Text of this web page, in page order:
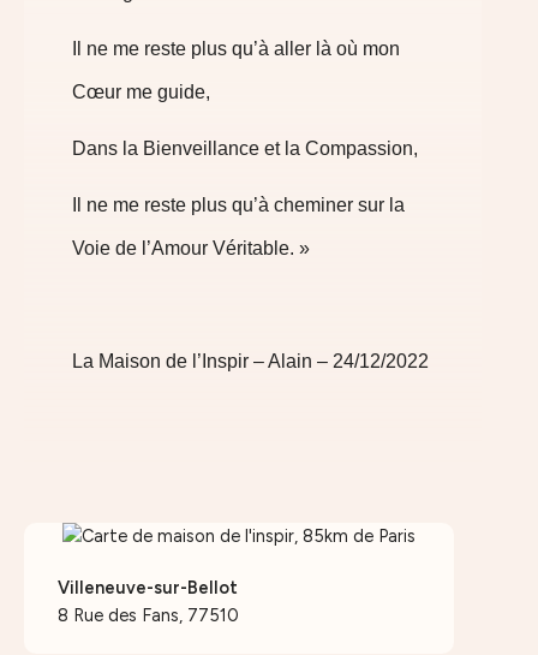
Il ne me reste plus qu’à aller là où mon
Cœur me guide,
Dans la Bienveillance et la Compassion,
Il ne me reste plus qu’à cheminer sur la
Voie de l’Amour Véritable. »
La Maison de l’Inspir – Alain – 24/12/2022
Villeneuve-sur-Bellot
8 Rue des Fans, 77510